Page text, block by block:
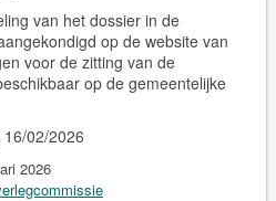
van het dossier in de
op de website van
voor de zitting van de
op de gemeentelijke
02/2026
2026